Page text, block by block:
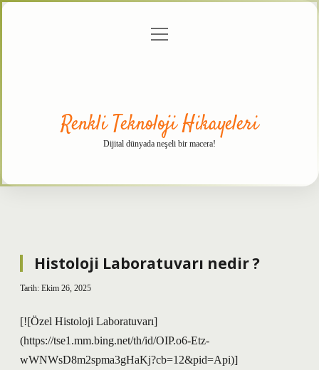
menüyü
Renkli Teknoloji Hikayeleri
Dijital dünyada neşeli bir macera!
Histoloji Laboratuvarı nedir ?
Tarih: Ekim 26, 2025
[![Özel Histoloji Laboratuvarı]
(https://tse1.mm.bing.net/th/id/OIP.o6-Etz-
wWNWsD8m2spma3gHaKj?cb=12&pid=Api)]